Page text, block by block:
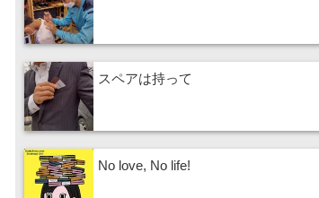
スペアは持って
No love, No life!